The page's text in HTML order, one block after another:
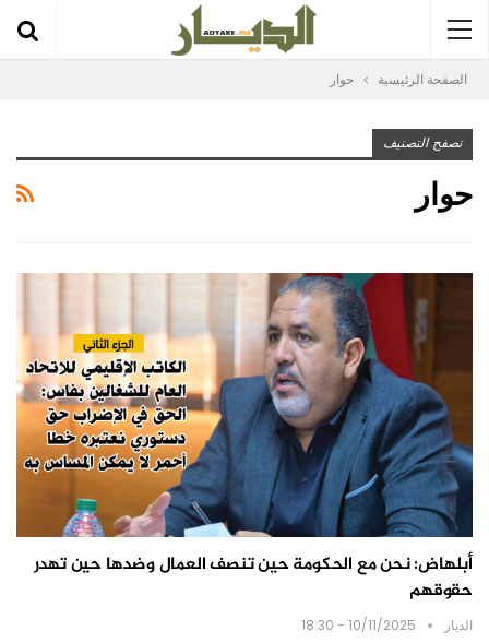
الصفحة الرئيسية حوار
تصفح التصنيف
حوار
أبلهاض: نحن مع الحكومة حين تنصف العمال وضدها حين تهدر
حقوقهم
الديار 10/11/2025 - 18:30